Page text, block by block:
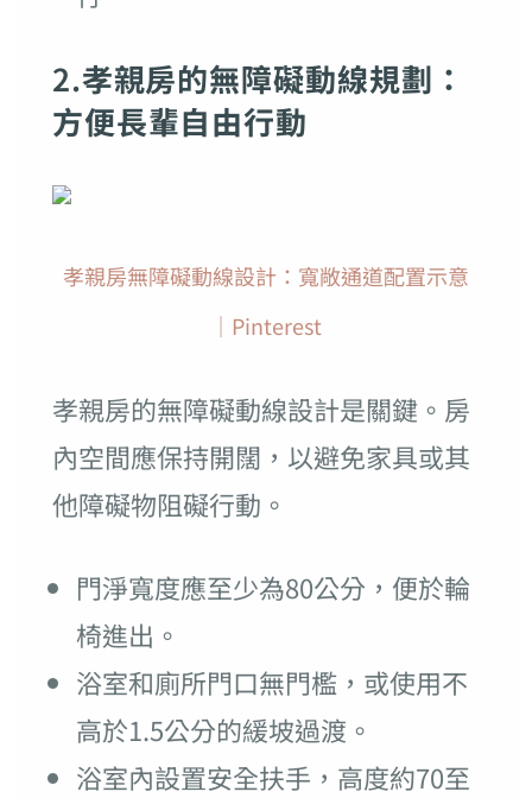
2.孝親房的無障礙動線規劃：
方便長輩自由行動
孝親房無障礙動線設計：寬敞通道配置示意
｜Pinterest
孝親房的無障礙動線設計是關鍵。房
內空間應保持開闊，以避免家具或其
他障礙物阻礙行動。
門淨寬度應至少為80公分，便於輪
椅進出。
浴室和廁所門口無門檻，或使用不
高於1.5公分的緩坡過渡。
浴室內設置安全扶手，高度約70至